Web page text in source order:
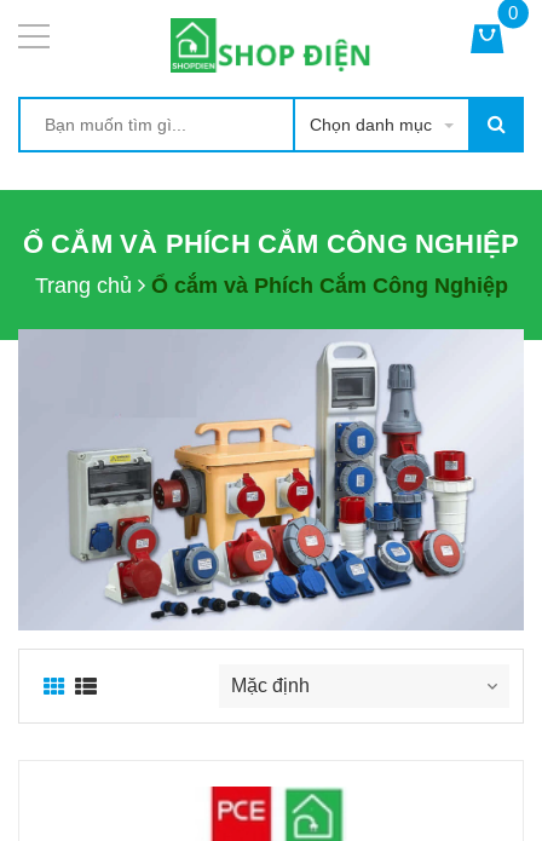
Chọn danh mục
0
Ổ CẮM VÀ PHÍCH CẮM CÔNG NGHIỆP
Trang chủ Ổ cắm và Phích Cắm Công Nghiệp